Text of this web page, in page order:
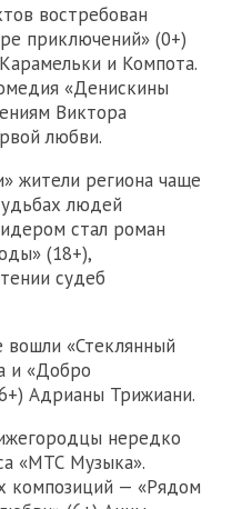
востребован
приключений» (0+)
и Компота.
«Денискины
Виктора
любви.
жители региона чаще
людей
стал роман
(18+),
судеб
«Стеклянный
и «Добро
Адрианы Трижиани.
нередко
«МТС Музыка».
композиций — «Рядом